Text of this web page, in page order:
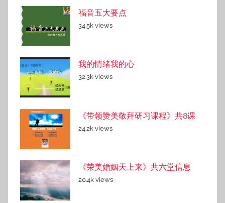
福音五大要点
34.5k views
我的情绪我的心
32.3k views
《带领赞美敬拜研习课程》共8课
24.2k views
《荣美婚姻天上来》共六堂信息
20.4k views